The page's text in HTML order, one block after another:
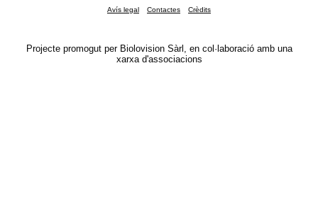
Avís legal Contactes Crèdits
Projecte promogut per Biolovision Sàrl, en col·laboració amb una
xarxa d'associacions